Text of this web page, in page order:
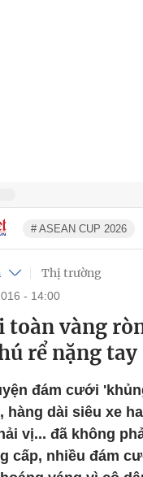
# ASEAN CUP 2026
Thị trường
- 14:00
toàn vàng
rể nặng tay
đám cưới
hàng dài siêu xe
vị... đã không
cấp, nhiều đám